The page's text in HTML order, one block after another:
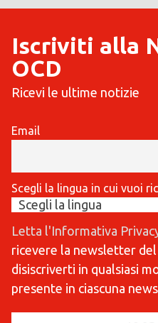
Iscriviti alla
OCD
Ricevi le ultime notizie
Email
Scegli la lingua in cui vuoi
Letta l'Informativa
ricevere la newsletter
disiscriverti in qualsiasi
presente in ciascuna